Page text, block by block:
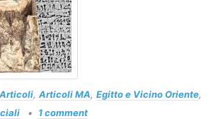
Articoli, Articoli MA, Egitto e Vicino Oriente,
1 comment